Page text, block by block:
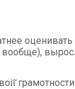
грамотности